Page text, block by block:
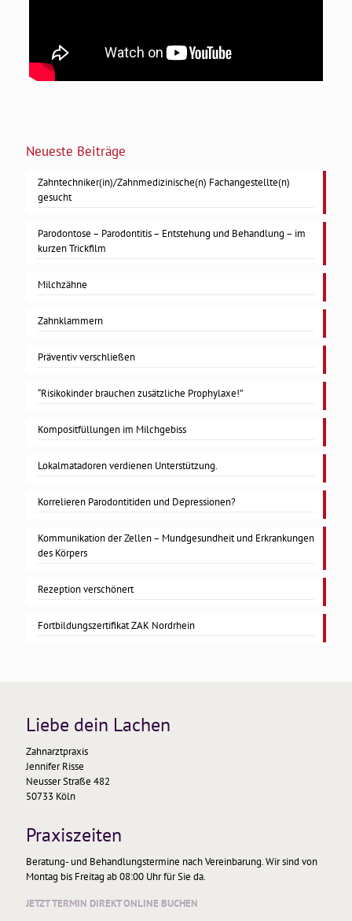
Neueste Beiträge
Zahntechniker(in)/Zahnmedizinische(n) Fachangestellte(n)
gesucht
Parodontose – Parodontitis – Entstehung und Behandlung – im
kurzen Trickfilm
Milchzähne
Zahnklammern
Präventiv verschließen
“Risikokinder brauchen zusätzliche Prophylaxe!”
Kompositfüllungen im Milchgebiss
Lokalmatadoren verdienen Unterstützung.
Korrelieren Parodontitiden und Depressionen?
Kommunikation der Zellen – Mundgesundheit und Erkrankungen
des Körpers
Rezeption verschönert
Fortbildungszertifikat ZAK Nordrhein
Liebe dein Lachen
Zahnarztpraxis
Jennifer Risse
Neusser Straße 482
50733 Köln
Praxiszeiten
Beratung- und Behandlungstermine nach Vereinbarung. Wir sind von
Montag bis Freitag ab 08:00 Uhr für Sie da.
JETZT TERMIN DIREKT ONLINE BUCHEN